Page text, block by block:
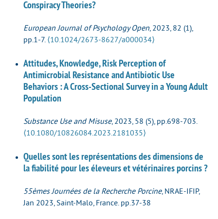
Conspiracy Theories?
European Journal of Psychology Open, 2023, 82 (1),
pp.1-7. ⟨10.1024/2673-8627/a000034⟩
Attitudes, Knowledge, Risk Perception of
Antimicrobial Resistance and Antibiotic Use
Behaviors : A Cross-Sectional Survey in a Young Adult
Population
Substance Use and Misuse, 2023, 58 (5), pp.698-703.
⟨10.1080/10826084.2023.2181035⟩
Quelles sont les représentations des dimensions de
la fiabilité pour les éleveurs et vétérinaires porcins ?
55èmes Journées de la Recherche Porcine, NRAE-IFIP,
Jan 2023, Saint-Malo, France. pp.37-38